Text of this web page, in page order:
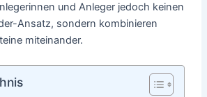
und Anleger jedoch keinen
Ansatz, sondern kombinieren
miteinander.